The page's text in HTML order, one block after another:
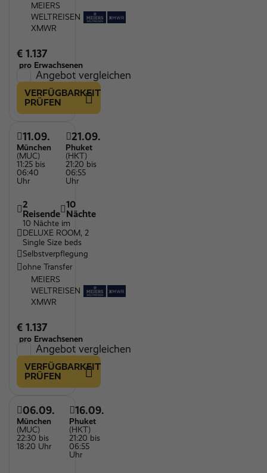
MEIERS
WELTREISEN
XMWR
€ 1.137
pro Erwachsenen
Angebot vergleichen
VERFÜGBARKEIT
PRÜFEN
11.09.
München
(MUC)
11:25 bis
06:40
Uhr
21.09.
Phuket
(HKT)
21:20 bis
06:55
Uhr
2
Reisende
10
Nächte
10 Nächte im
DELUXE ROOM, 2
Single Size beds
Selbstverpflegung
ohne Transfer
MEIERS
WELTREISEN
XMWR
€ 1.137
pro Erwachsenen
Angebot vergleichen
VERFÜGBARKEIT
PRÜFEN
06.09.
München
(MUC)
22:30 bis
18:20 Uhr
16.09.
Phuket
(HKT)
21:20 bis
06:55
Uhr